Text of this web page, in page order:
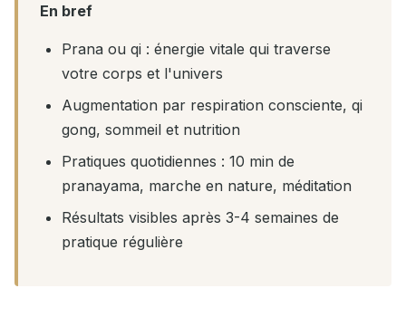
En bref
Prana ou qi : énergie vitale qui traverse
votre corps et l'univers
Augmentation par respiration consciente, qi
gong, sommeil et nutrition
Pratiques quotidiennes : 10 min de
pranayama, marche en nature, méditation
Résultats visibles après 3-4 semaines de
pratique régulière